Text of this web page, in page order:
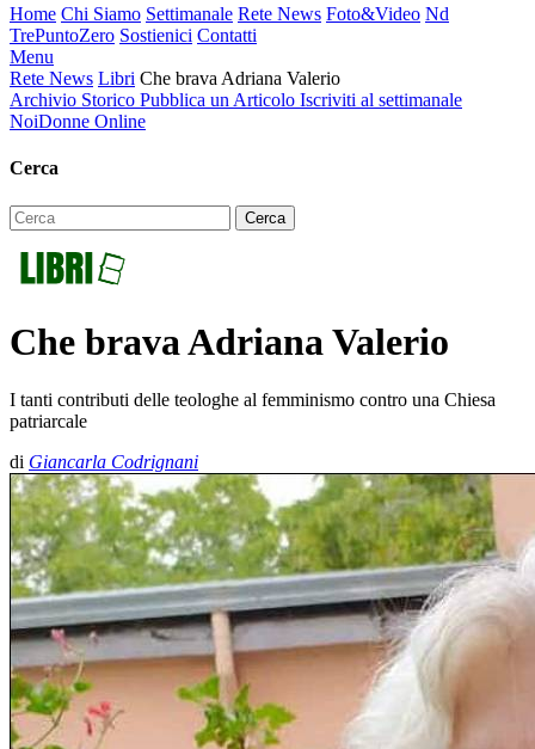
Home Chi Siamo Settimanale Rete News Foto&Video Nd
TrePuntoZero Sostienici Contatti
Menu
Rete News Libri Che brava Adriana Valerio
Archivio Storico Pubblica un Articolo Iscriviti al settimanale
NoiDonne Online
Cerca
Che brava Adriana Valerio
I tanti contributi delle teologhe al femminismo contro una Chiesa
patriarcale
di Giancarla Codrignani